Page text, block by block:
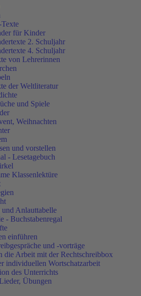
für Kinder
2. Schuljahr
4. Schuljahr
von Lehrerinnen
der Weltliteratur
und Spiele
Weihnachten
und vorstellen
- Lesetagebuch
Klassenlektüre
und Anlauttabelle
- Buchstabenregal
einführen
und -vorträge
die Arbeit mit der Rechtschreibbox
individuellen Wortschatzarbeit
des Unterrichts
Übungen